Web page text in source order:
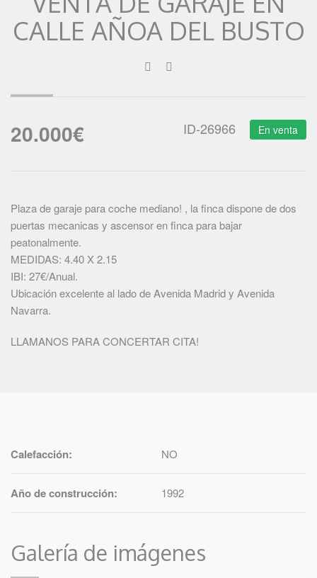
CALLE AÑOA DEL BUSTO
20.000€ ID-26966 En venta
Plaza de garaje para coche mediano! , la finca dispone de dos
puertas mecanicas y ascensor en finca para bajar
peatonalmente.
MEDIDAS: 4.40 X 2.15
IBI: 27€/Anual.
Ubicación excelente al lado de Avenida Madrid y Avenida
Navarra.
LLAMANOS PARA CONCERTAR CITA!
Calefacción: NO
Año de construcción: 1992
Galería de imágenes